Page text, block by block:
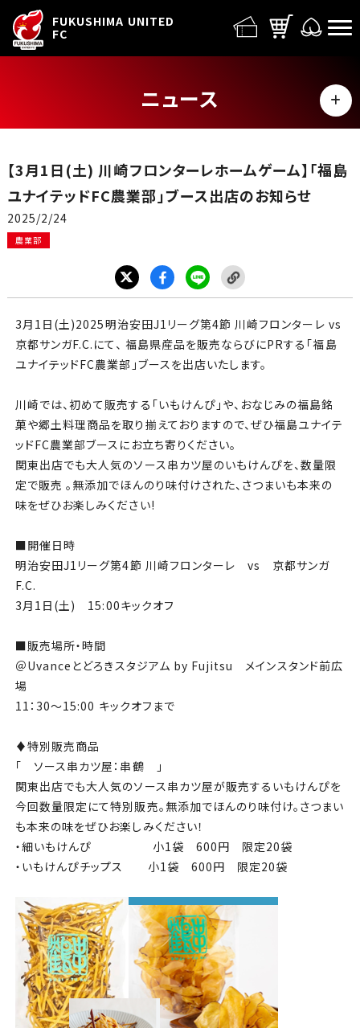
FUKUSHIMA UNITED
FC
ニュース
MENU
イベント
グッズ
チケット
アカデミー・スクール
農業部
まちづくり
【3月1日(土) 川崎フロンターレホームゲーム】「福島
ユナイテッドFC農業部」ブース出店のお知らせ
2025/2/24
農業部
3月1日(土)2025明治安田J1リーグ第4節 川崎フロンターレ vs
京都サンガF.C.にて、 福島県産品を販売ならびにPRする「福島
ユナイテッドFC農業部」ブースを出店いたします。
川崎では、初めて販売する「いもけんぴ」や、おなじみの福島銘
菓や郷土料理商品を取り揃えておりますので、ぜひ福島ユナイテ
ッドFC農業部ブースにお立ち寄りください。
関東出店でも大人気のソース串カツ屋のいもけんぴを、数量限
定で販売 。無添加でほんのり味付けされた、さつまいも本来の
味をぜひお楽しみください!
■開催日時
明治安田J1リーグ第4節 川崎フロンターレ vs 京都サンガ
F.C.
3月1日(土) 15:00キックオフ
■販売場所・時間
＠Uvanceとどろきスタジアム by Fujitsu メインスタンド前広
場
11：30～15:00 キックオフまで
♦特別販売商品
「 ソース串カツ屋：串鶴 」
関東出店でも大人気のソース串カツ屋が販売するいもけんぴを
今回数量限定にて特別販売。無添加でほんのり味付け。さつまい
も本来の味をぜひお楽しみください！
・細いもけんぴ 小1袋 600円 限定20袋
・いもけんぴチップス 小1袋 600円 限定20袋